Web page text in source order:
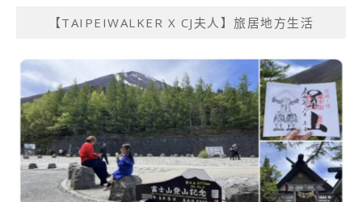
【TAIPEIWALKER X CJ夫人】旅居地方生活